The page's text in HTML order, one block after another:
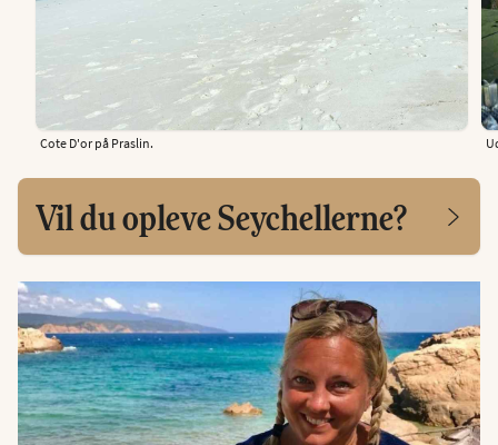
Cote D'or på Praslin.
Vil du opleve Seychellerne?